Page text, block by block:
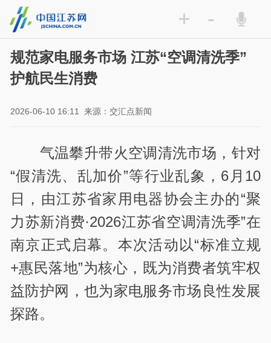
+ -
规范家电服务市场 江苏“空调清洗季”
护航民生消费
2026-06-10 16:11 来源：交汇点新闻
气温攀升带火空调清洗市场，针对
“假清洗、乱加价”等行业乱象，6月10
日，由江苏省家用电器协会主办的“聚
力苏新消费·2026江苏省空调清洗季”在
南京正式启幕。本次活动以“标准立规
+惠民落地”为核心，既为消费者筑牢权
益防护网，也为家电服务市场良性发展
探路。